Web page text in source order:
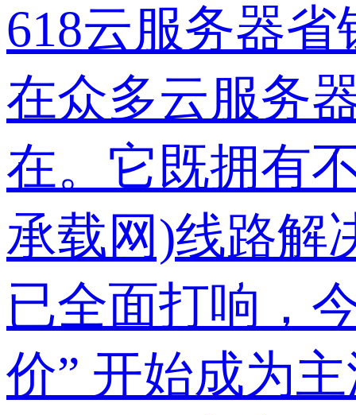
618云服务器
在众多云服务
在。它既拥有
承载网)线路解
已全面打响，
价” 开始成为